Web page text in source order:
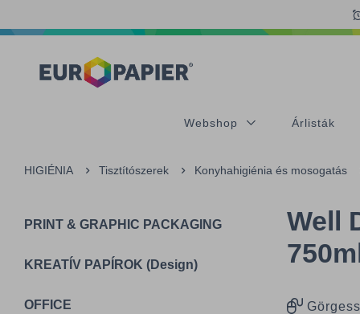
Webshop Árlisták
HIGIÉNIA Tisztítószerek Konyhahigiénia és mosogatás
PRINT & GRAPHIC PACKAGING
KREATÍV PAPÍROK (Design)
OFFICE
Well